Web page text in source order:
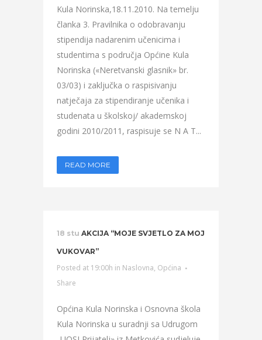
Kula Norinska,18.11.2010. Na temelju
članka 3. Pravilnika o odobravanju
stipendija nadarenim učenicima i
studentima s područja Općine Kula
Norinska («Neretvanski glasnik» br.
03/03) i zaključka o raspisivanju
natječaja za stipendiranje učenika i
studenata u školskoj/ akademskoj
godini 2010/2011, raspisuje se N A T...
READ MORE
18 stu AKCIJA “MOJE SVJETLO ZA MOJ
VUKOVAR”
Posted at 19:00h in Naslovna, Općina
Share
Općina Kula Norinska i Osnovna škola
Kula Norinska u suradnji sa Udrugom